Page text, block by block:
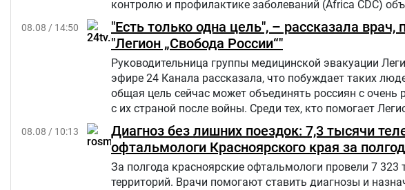
контролю и профилактике заболеваний (Africa CDC)
08.08 / 14:50
"Есть только одна цель", – рассказала
"Легион „Свобода России“"
Руководительница группы медицинской эвакуации
эфире 24 Канала рассказала, что побуждает таких
общая цель сейчас может объединять россиян с
с их страной после войны. Среди тех, кто помогает
России.
08.08 / 10:13
Диагноз без лишних поездок: 7,3 тысячи
офтальмологи Красноярского края за
За полгода красноярские офтальмологи провели 7
территорий. Врачи помогают ставить диагнозы и